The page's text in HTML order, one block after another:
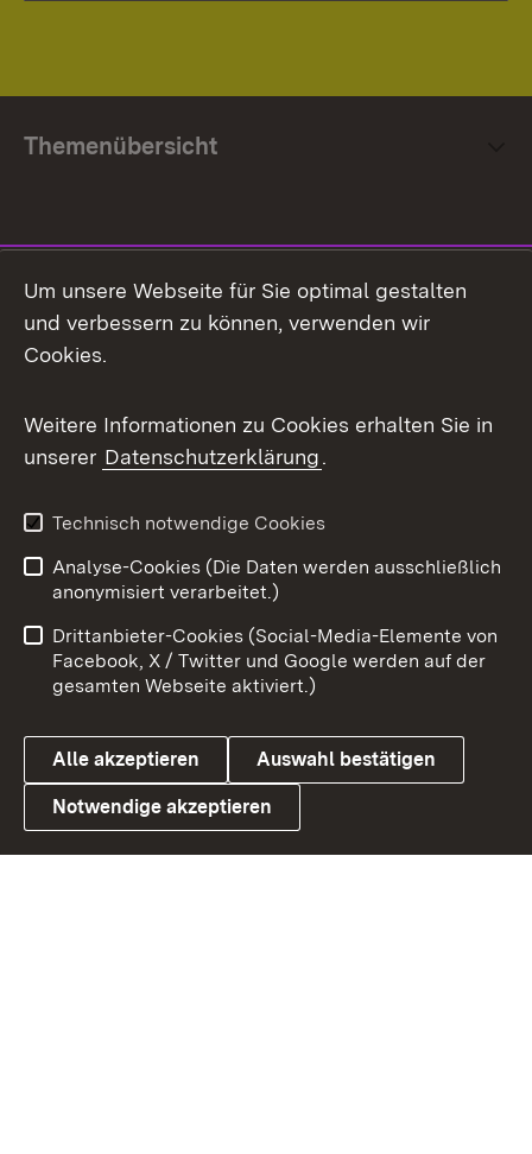
Themenübersicht
Facebook
X / Twitter
Youtube
Link zum Landesportal
Impressum
Kontakt
Barrierefreiheit
Datenschutz
Cookies
Um unsere Webseite für Sie optimal gestalten
und verbessern zu können, verwenden wir
Cookies.
Weitere Informationen zu Cookies erhalten Sie in
unserer Datenschutzerklärung.
Technisch notwendige Cookies
Analyse-Cookies (Die Daten werden ausschließlich
anonymisiert verarbeitet.)
Drittanbieter-Cookies (Social-Media-Elemente von
Facebook, X / Twitter und Google werden auf der
gesamten Webseite aktiviert.)
Alle akzeptieren Auswahl bestätigen
Notwendige akzeptieren